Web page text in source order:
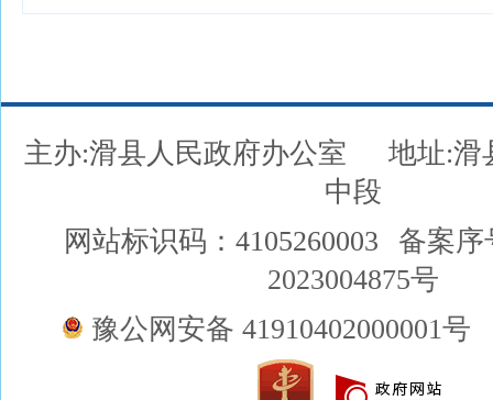
主办:滑县人民政府办公室
地址:滑
中段
网站标识码：4105260003
备案序
2023004875号
豫公网安备 41910402000001号